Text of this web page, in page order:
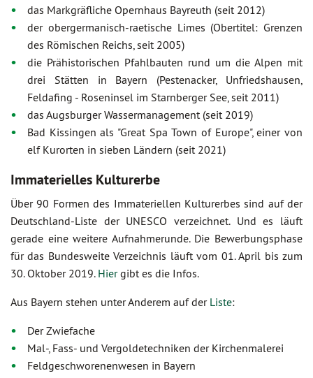
das Markgräfliche Opernhaus Bayreuth (seit 2012)
der obergermanisch-raetische Limes (Obertitel: Grenzen
des Römischen Reichs, seit 2005)
die Prähistorischen Pfahlbauten rund um die Alpen mit
drei Stätten in Bayern (Pestenacker, Unfriedshausen,
Feldafing - Roseninsel im Starnberger See, seit 2011)
das Augsburger Wassermanagement (seit 2019)
Bad Kissingen als "Great Spa Town of Europe", einer von
elf Kurorten in sieben Ländern (seit 2021)
Immaterielles Kulturerbe
Über 90 Formen des Immateriellen Kulturerbes sind auf der
Deutschland-Liste der UNESCO verzeichnet. Und es läuft
gerade eine weitere Aufnahmerunde. Die Bewerbungsphase
für das Bundesweite Verzeichnis läuft vom 01. April bis zum
30. Oktober 2019. Hiergibt es die Infos.
Aus Bayern stehen unter Anderem auf der Liste:
Der Zwiefache
Mal-, Fass- und Vergoldetechniken der Kirchenmalerei
Feldgeschworenenwesen in Bayern